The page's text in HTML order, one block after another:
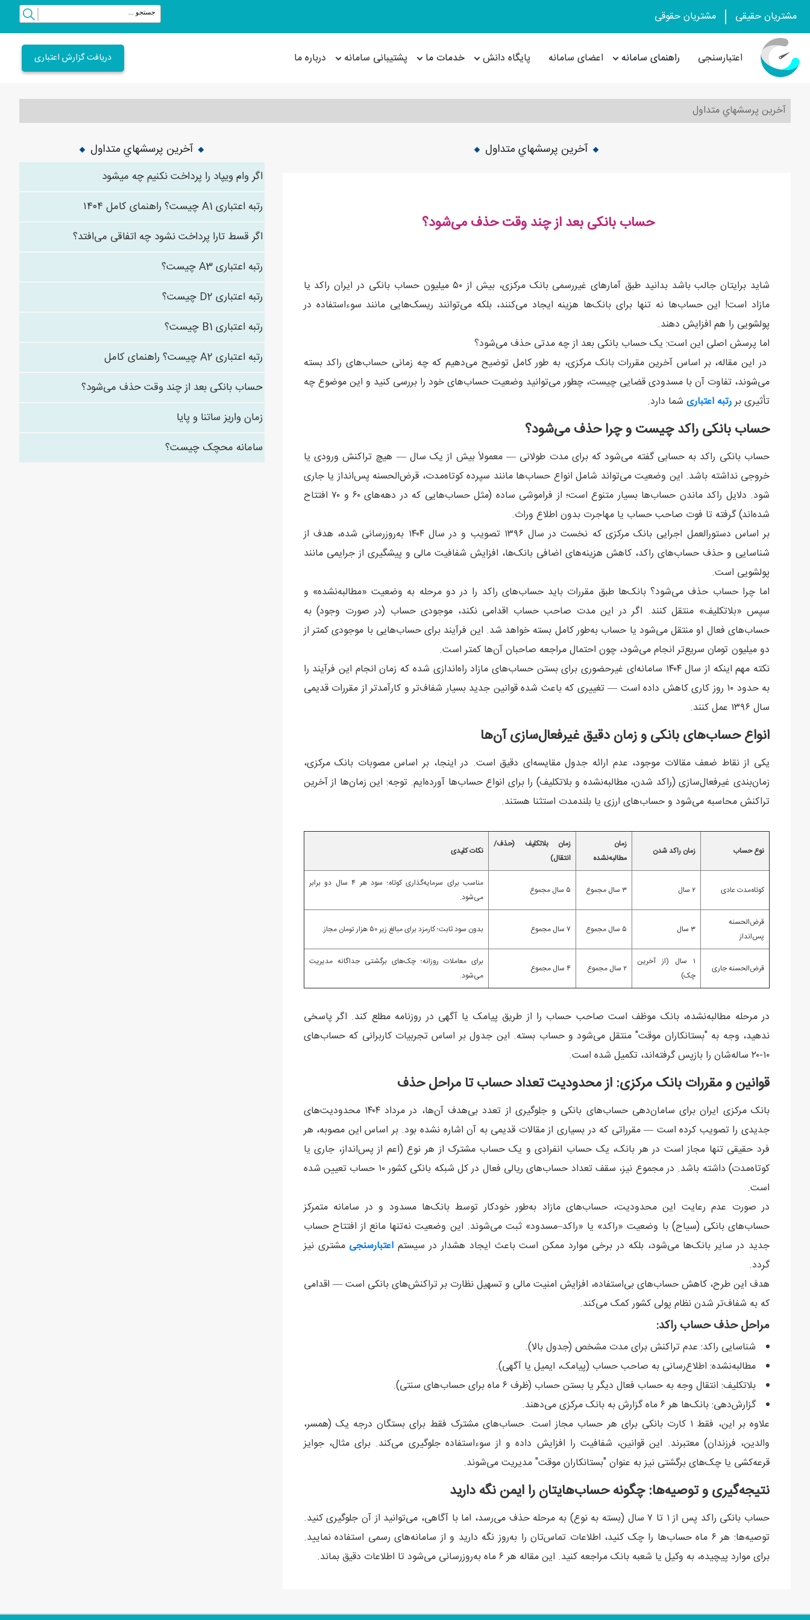
مشتریان حقیقی مشتریان حقوقی
اعتبارسنجی راهنمای سامانه اعضای سامانه پایگاه دانش خدمات ما پشتیبانی سامانه درباره ما دریافت گزارش اعتباری
آخرین پرسشهاي متداول
آخرین پرسشهاي متداول
حساب بانکی بعد از چند وقت حذف می‌شود؟
شاید برایتان جالب باشد بدانید طبق آمارهای غیررسمی بانک مرکزی، بیش از ۵۰ میلیون حساب بانکی در ایران راکد یا
مازاد است! این حساب‌ها نه تنها برای بانک‌ها هزینه ایجاد می‌کنند، بلکه می‌توانند ریسک‌هایی مانند سوءاستفاده در
پولشویی را هم افزایش دهند.
اما پرسش اصلی این است: یک حساب بانکی بعد از چه مدتی حذف می‌شود؟
در این مقاله، بر اساس آخرین مقررات بانک مرکزی، به طور کامل توضیح می‌دهیم که چه زمانی حساب‌های راکد بسته
می‌شوند، تفاوت آن با مسدودی قضایی چیست، چطور می‌توانید وضعیت حساب‌های خود را بررسی کنید و این موضوع چه
تأثیری بررتبه اعتباری شما دارد.
حساب بانکی راکد چیست و چرا حذف می‌شود؟
حساب بانکی راکد به حسابی گفته می‌شود که برای مدت طولانی — معمولاً بیش از یک سال — هیچ تراکنش ورودی یا
خروجی نداشته باشد. این وضعیت می‌تواند شامل انواع حساب‌ها مانند سپرده کوتاه‌مدت، قرض‌الحسنه پس‌انداز یا جاری
شود. دلایل راکد ماندن حساب‌ها بسیار متنوع است؛ از فراموشی ساده (مثل حساب‌هایی که در دهه‌های ۶۰ و ۷۰ افتتاح
شده‌اند) گرفته تا فوت صاحب حساب یا مهاجرت بدون اطلاع وراث.
بر اساس دستورالعمل اجرایی بانک مرکزی که نخست در سال ۱۳۹۶ تصویب و در سال ۱۴۰۴ به‌روزرسانی شده، هدف از
شناسایی و حذف حساب‌های راکد، کاهش هزینه‌های اضافی بانک‌ها، افزایش شفافیت مالی و پیشگیری از جرایمی مانند
پولشویی است.
اما چرا حساب حذف می‌شود؟ بانک‌ها طبق مقررات باید حساب‌های راکد را در دو مرحله به وضعیت «مطالبه‌نشده» و
سپس «بلاتکلیف» منتقل کنند. اگر در این مدت صاحب حساب اقدامی نکند، موجودی حساب (در صورت وجود) به
حساب‌های فعال او منتقل می‌شود یا حساب به‌طور کامل بسته خواهد شد. این فرآیند برای حساب‌هایی با موجودی کمتر از
دو میلیون تومان سریع‌تر انجام می‌شود، چون احتمال مراجعه صاحبان آن‌ها کمتر است.
نکته مهم اینکه از سال ۱۴۰۴ سامانه‌ای غیرحضوری برای بستن حساب‌های مازاد راه‌اندازی شده که زمان انجام این فرآیند را
به حدود ۱۰ روز کاری کاهش داده است — تغییری که باعث شده قوانین جدید بسیار شفاف‌تر و کارآمدتر از مقررات قدیمی
سال ۱۳۹۶ عمل کنند.
انواع حساب‌های بانکی و زمان دقیق غیرفعال‌سازی آن‌ها
یکی از نقاط ضعف مقالات موجود، عدم ارائه جدول مقایسه‌ای دقیق است. در اینجا، بر اساس مصوبات بانک مرکزی،
زمان‌بندی غیرفعال‌سازی (راکد شدن، مطالبه‌نشده و بلاتکلیف) را برای انواع حساب‌ها آورده‌ایم. توجه: این زمان‌ها از آخرین
تراکنش محاسبه می‌شود و حساب‌های ارزی یا بلندمدت استثنا هستند.
نوع حساب زمان راکد شدن
زمان
مطالبه‌نشده
زمان بلاتکلیف (حذف/
انتقال)
نکات کلیدی
کوتاه‌مدت عادی ۲ سال ۳ سال مجموع ۵ سال مجموع
مناسب برای سرمایه‌گذاری کوتاه؛ سود هر ۴ سال دو برابر
می‌شود.
قرض‌الحسنه
پس‌انداز
۳ سال ۵ سال مجموع ۷ سال مجموع بدون سود ثابت؛ کارمزد برای مبالغ زیر ۵۰ هزار تومان مجاز.
قرض‌الحسنه جاری
۱ سال (از آخرین
چک)
۲ سال مجموع ۴ سال مجموع
برای معاملات روزانه؛ چک‌های برگشتی جداگانه مدیریت
می‌شود.
در مرحله مطالبه‌نشده، بانک موظف است صاحب حساب را از طریق پیامک یا آگهی در روزنامه مطلع کند. اگر پاسخی
ندهید، وجه به "بستانکاران موقت" منتقل می‌شود و حساب بسته. این جدول بر اساس تجربیات کاربرانی که حساب‌های
۱۰-۲۰ ساله‌شان را بازپس گرفته‌اند، تکمیل شده است.
قوانین و مقررات بانک مرکزی: از محدودیت تعداد حساب تا مراحل حذف
بانک مرکزی ایران برای سامان‌دهی حساب‌های بانکی و جلوگیری از تعدد بی‌هدف آن‌ها، در مرداد ۱۴۰۴ محدودیت‌های
جدیدی را تصویب کرده است — مقرراتی که در بسیاری از مقالات قدیمی به آن اشاره نشده بود. بر اساس این مصوبه، هر
فرد حقیقی تنها مجاز است در هر بانک، یک حساب انفرادی و یک حساب مشترک از هر نوع (اعم از پس‌انداز، جاری یا
کوتاه‌مدت) داشته باشد. در مجموع نیز، سقف تعداد حساب‌های ریالی فعال در کل شبکه بانکی کشور ۱۰ حساب تعیین شده
است.
در صورت عدم رعایت این محدودیت، حساب‌های مازاد به‌طور خودکار توسط بانک‌ها مسدود و در سامانه متمرکز
حساب‌های بانکی (سیاح) با وضعیت «راکد» یا «راکد–مسدود» ثبت می‌شوند. این وضعیت نه‌تنها مانع از افتتاح حساب
جدید در سایر بانک‌ها می‌شود، بلکه در برخی موارد ممکن است باعث ایجاد هشدار در سیستم اعتبارسنجی مشتری نیز
گردد.
هدف این طرح، کاهش حساب‌های بی‌استفاده، افزایش امنیت مالی و تسهیل نظارت بر تراکنش‌های بانکی است — اقدامی
که به شفاف‌تر شدن نظام پولی کشور کمک می‌کند.
مراحل حذف حساب راکد:
شناسایی راکد: عدم تراکنش برای مدت مشخص (جدول بالا).
مطالبه‌نشده: اطلاع‌رسانی به صاحب حساب (پیامک، ایمیل یا آگهی).
بلاتکلیف: انتقال وجه به حساب فعال دیگر یا بستن حساب (ظرف ۶ ماه برای حساب‌های سنتی).
گزارش‌دهی: بانک‌ها هر ۶ ماه گزارش به بانک مرکزی می‌دهند.
علاوه بر این، فقط ۱ کارت بانکی برای هر حساب مجاز است. حساب‌های مشترک فقط برای بستگان درجه یک (همسر،
والدین، فرزندان) معتبرند. این قوانین، شفافیت را افزایش داده و از سوءاستفاده جلوگیری می‌کند. برای مثال، جوایز
قرعه‌کشی یا چک‌های برگشتی نیز به عنوان "بستانکاران موقت" مدیریت می‌شوند.
نتیجه‌گیری و توصیه‌ها: چگونه حساب‌هایتان را ایمن نگه دارید
حساب بانکی راکد پس از ۱ تا ۷ سال (بسته به نوع) به مرحله حذف می‌رسد، اما با آگاهی، می‌توانید از آن جلوگیری کنید.
توصیه‌ها: هر ۶ ماه حساب‌ها را چک کنید، اطلاعات تماس‌تان را به‌روز نگه دارید و از سامانه‌های رسمی استفاده نمایید.
برای موارد پیچیده، به وکیل یا شعبه بانک مراجعه کنید. این مقاله هر ۶ ماه به‌روزرسانی می‌شود تا اطلاعات دقیق بماند.
آخرین پرسشهاي متداول
اگر وام ویپاد را پرداخت نکنیم چه میشود
رتبه اعتباری A1 چیست؟ راهنمای کامل ۱۴۰۴
اگر قسط تارا پرداخت نشود چه اتفاقی می‌افتد؟
رتبه اعتباری A3 چیست؟
رتبه اعتباری D2 چیست؟
رتبه اعتباری B1 چیست؟
رتبه اعتباری A2 چیست؟ راهنمای کامل
حساب بانکی بعد از چند وقت حذف می‌شود؟
زمان واریز ساتنا و پایا
سامانه محچک چیست؟